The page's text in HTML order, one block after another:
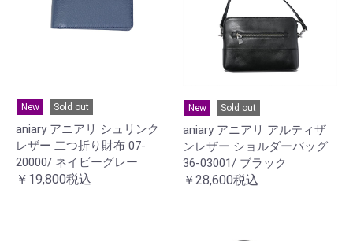
New Sold out
aniary アニアリ シュリンク
レザー 二つ折り財布 07-
20000/ ネイビーグレー
￥19,800税込
New Sold out
aniary アニアリ アルティザ
ンレザー ショルダーバッグ
36-03001/ ブラック
￥28,600税込